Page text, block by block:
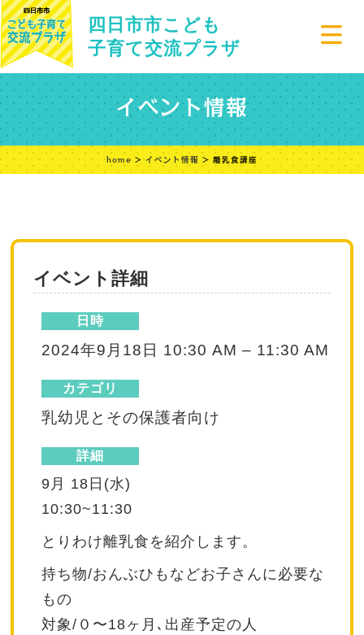
四日市市こども
子育て交流プラザ
イベント情報
home >イベント情報 > 離乳食講座
イベント詳細
日時
2024年9月18日 10:30 AM – 11:30 AM
カテゴリ
乳幼児とその保護者向け
詳細
9月 18日(水)
10:30~11:30
とりわけ離乳食を紹介します。
持ち物/おんぶひもなどお子さんに必要な
もの
対象/０〜18ヶ月､出産予定の人